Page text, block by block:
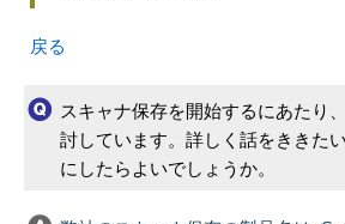
戻る
スキャナ保存を開始するにあたり
討しています。詳しく話をききた
にしたらよいでしょうか。